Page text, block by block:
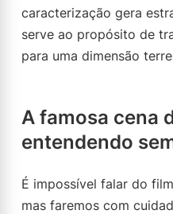
caracterização gera
serve ao propósito de
para uma dimensão
A famosa cena
entendendo
É impossível falar do
mas faremos com